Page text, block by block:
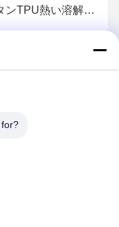
ンTPU熱い溶解の